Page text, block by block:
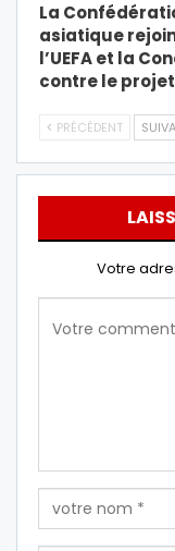
La
asiatique
l’UEFA et la
contre le
PRÉCÉDENT
Votre